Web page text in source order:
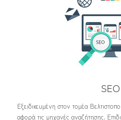
SEO
Εξειδικευμένη στον τομέα
αφορά τις μηχανές αναζήτησης.